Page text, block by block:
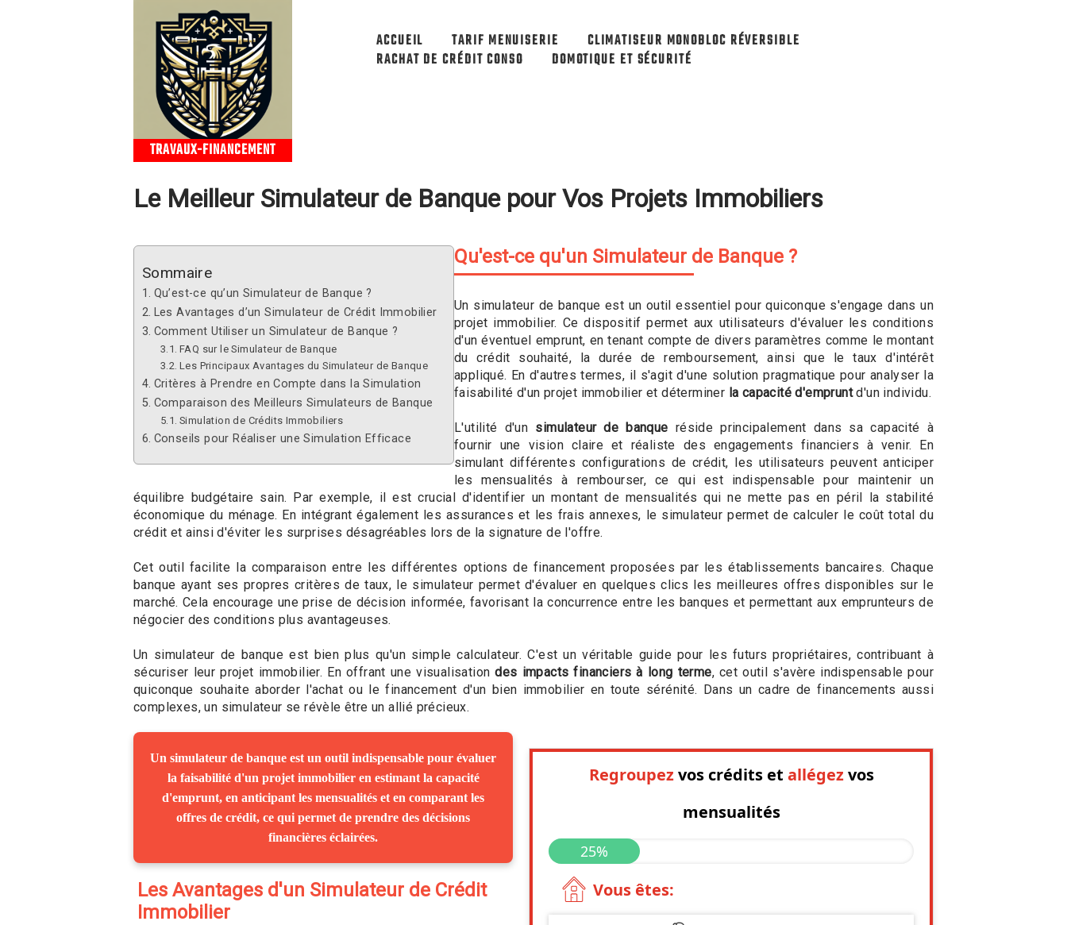
TRAVAUX-FINANCEMENT
ACCUEIL TARIF MENUISERIE
CLIMATISEUR MONOBLOC RÉVERSIBLE
RACHAT DE CRÉDIT CONSO
DOMOTIQUE ET SÉCURITÉ
Le Meilleur Simulateur de Banque pour Vos Projets Immobiliers
Sommaire
Qu’est-ce qu’un Simulateur de Banque ?
Les Avantages d’un Simulateur de Crédit Immobilier
Comment Utiliser un Simulateur de Banque ?
FAQ sur le Simulateur de Banque
Les Principaux Avantages du Simulateur de Banque
Critères à Prendre en Compte dans la Simulation
Comparaison des Meilleurs Simulateurs de Banque
Simulation de Crédits Immobiliers
Conseils pour Réaliser une Simulation Efficace
Qu'est-ce qu'un Simulateur de Banque ?
Un simulateur de banque est un outil essentiel pour quiconque s'engage dans un
projet immobilier. Ce dispositif permet aux utilisateurs d'évaluer les conditions
d'un éventuel emprunt, en tenant compte de divers paramètres comme le montant
du crédit souhaité, la durée de remboursement, ainsi que le taux d'intérêt
appliqué. En d'autres termes, il s'agit d'une solution pragmatique pour analyser la
faisabilité d'un projet immobilier et déterminer la capacité d'empruntd'un individu.
L'utilité d'un simulateur de banque réside principalement dans sa capacité à
fournir une vision claire et réaliste des engagements financiers à venir. En
simulant différentes configurations de crédit, les utilisateurs peuvent anticiper
les mensualités à rembourser, ce qui est indispensable pour maintenir un
équilibre budgétaire sain. Par exemple, il est crucial d'identifier un montant de mensualités qui ne mette pas en péril la stabilité
économique du ménage. En intégrant également les assurances et les frais annexes, le simulateur permet de calculer le coût total du
crédit et ainsi d'éviter les surprises désagréables lors de la signature de l'offre.
Cet outil facilite la comparaison entre les différentes options de financement proposées par les établissements bancaires. Chaque
banque ayant ses propres critères de taux, le simulateur permet d'évaluer en quelques clics les meilleures offres disponibles sur le
marché. Cela encourage une prise de décision informée, favorisant la concurrence entre les banques et permettant aux emprunteurs de
négocier des conditions plus avantageuses.
Un simulateur de banque est bien plus qu'un simple calculateur. C'est un véritable guide pour les futurs propriétaires, contribuant à
sécuriser leur projet immobilier. En offrant une visualisationdes impacts financiers à long terme, cet outil s'avère indispensable pour
quiconque souhaite aborder l'achat ou le financement d'un bien immobilier en toute sérénité. Dans un cadre de financements aussi
complexes, un simulateur se révèle être un allié précieux.
Un simulateur de banque est un outil indispensable pour évaluer
la faisabilité d'un projet immobilier en estimant la capacité
d'emprunt, en anticipant les mensualités et en comparant les
offres de crédit, ce qui permet de prendre des décisions
financières éclairées.
Les Avantages d'un Simulateur de Crédit
Immobilier